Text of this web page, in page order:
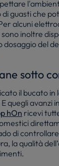
di guasti che
alcuni
inoltre
dosaggio del
sotto
il bucato
quegli avanzi
hOn ricevi
di
la qualità